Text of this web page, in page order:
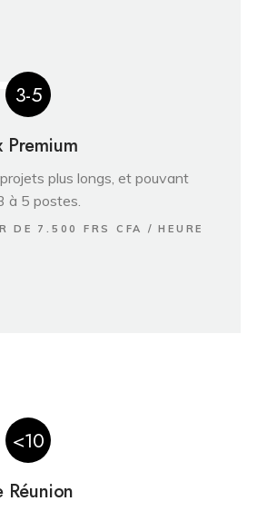
3-5
Premium
plus longs, et pouvant
à 5 postes.
DE 7.500 FRS CFA / HEURE
<10
Réunion